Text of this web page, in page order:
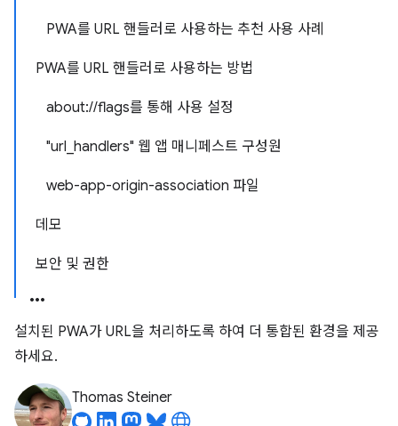
PWA를 URL 핸들러로 사용하는 추천 사용 사례
PWA를 URL 핸들러로 사용하는 방법
about://flags를 통해 사용 설정
"url_handlers" 웹 앱 매니페스트 구성원
web-app-origin-association 파일
데모
보안 및 권한
설치된 PWA가 URL을 처리하도록 하여 더 통합된 환경을 제공
하세요.
Thomas Steiner